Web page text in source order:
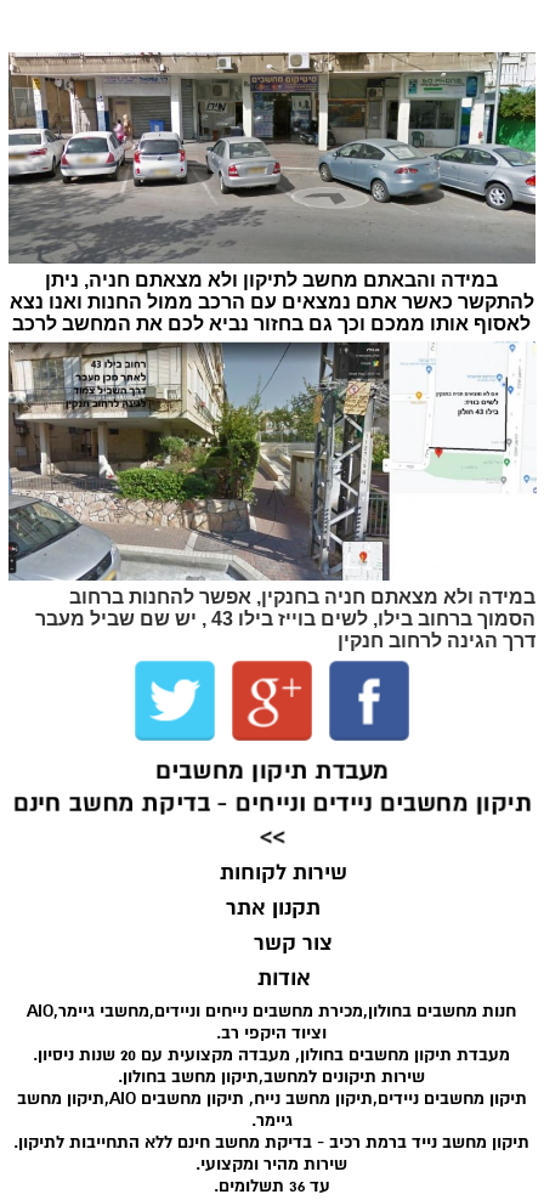
צור קשר
אודות
תקנון אתר
שירות לקוחות
חנות מחשבים בחולון,מכירת מחשבים נייחים וניידים,מחשבי גיימר,AIO
וציוד היקפי רב.
מעבדת תיקון מחשבים בחולון, מעבדה מקצועית עם 20 שנות ניסיון.
שירות תיקונים למחשב,תיקון מחשב בחולון.
תיקון מחשבים ניידים,תיקון מחשב נייח, תיקון מחשבים AIO,תיקון מחשב
גיימר.
תיקון מחשב נייד ברמת רכיב - בדיקת מחשב חינם ללא התחייבות לתיקון.
שירות מהיר ומקצועי.
עד 36 תשלומים.
מעבדת תיקון מחשבים
תיקון מחשבים ניידים ונייחים - בדיקת מחשב חינם
>>
במידה והבאתם מחשב לתיקון ולא מצאתם חניה, ניתן
להתקשר כאשר אתם נמצאים עם הרכב ממול החנות ואנו נצא
לאסוף אותו ממכם וכך גם בחזור נביא לכם את המחשב לרכב
במידה ולא מצאתם חניה בחנקין, אפשר להחנות ברחוב
הסמוך ברחוב בילו, לשים בוייז בילו 43 , יש שם שביל מעבר
דרך הגינה לרחוב חנקין